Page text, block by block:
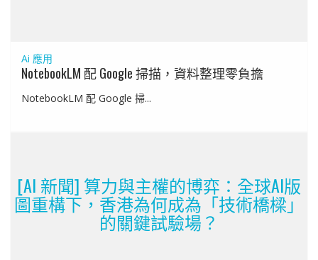
Ai 應用
NotebookLM 配 Google 掃描，資料整理零負擔
NotebookLM 配 Google 掃...
[AI 新聞] 算力與主權的博弈：全球AI版
圖重構下，香港為何成為「技術橋樑」
的關鍵試驗場？